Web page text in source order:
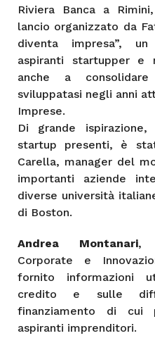
Riviera Banca a
lancio organizzato da
diventa impresa”,
aspiranti startupper
anche a
sviluppatasi negli anni
Imprese.
Di grande
startup presenti, è
Carella, manager del
importanti aziende
diverse università
di Boston.
Andrea Montanari,
Corporate e
fornito informazioni
credito e sulle
finanziamento di cui
aspiranti imprenditori.